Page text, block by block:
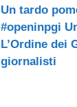
Un tardo
#openinpgi
L’Ordine dei
giornalisti